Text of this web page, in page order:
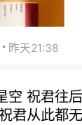
昨天21:38
空 祝君往
君从此都